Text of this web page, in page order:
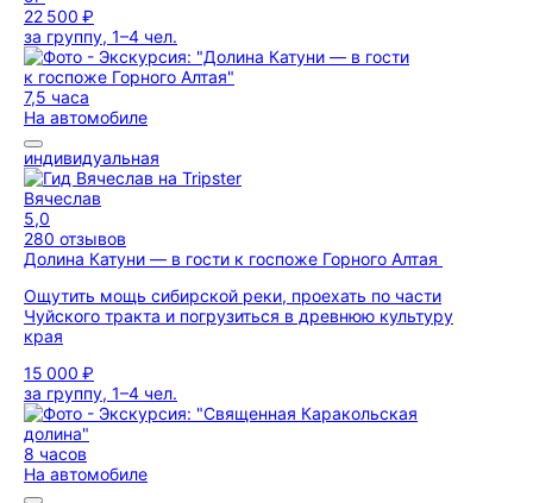
22 500 ₽
за группу, 1–4 чел.
7,5 часа
На автомобиле
индивидуальная
Вячеслав
5,0
280 отзывов
Долина Катуни — в гости к госпоже Горного Алтая
Ощутить мощь сибирской реки, проехать по части
Чуйского тракта и погрузиться в древнюю культуру
края
15 000 ₽
за группу, 1–4 чел.
8 часов
На автомобиле